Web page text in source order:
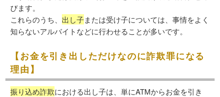
びます。
これらのうち、 出し子または受け子については、事情をよく
知らないアルバイトなどに行わせることが多いです。
【お金を引き出しただけなのに詐欺罪になる
理由】
振り込め詐欺における出し子は、単にATMからお金を引き